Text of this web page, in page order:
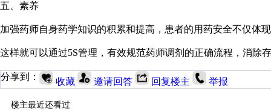
五、素养
加强药师自身药学知识的积累和提高，患者的用药安全不仅体
这样就可以通过5S管理，有效规范药师调剂的正确流程，消除
分享到： 收藏 邀请回答 回复楼主 举报
楼主最近还看过